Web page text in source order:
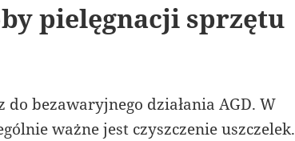
pielęgnacji sprzętu
bezawaryjnego działania AGD. W
ważne jest czyszczenie uszczelek.